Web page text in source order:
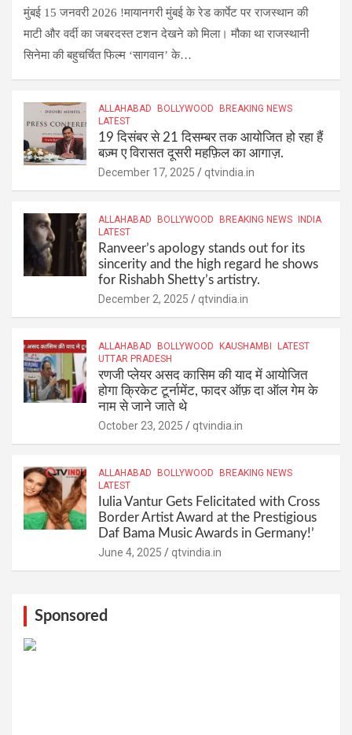
मुंबई 15 जनवरी 2026 !मायानगरी मुंबई के रेड कार्पेट पर राजस्थान की
माटी और वर्दी का जबरदस्त टशन देखने को मिला। मौका था राजस्थानी
सिनेमा की बहुचर्चित फिल्म ‘सागवान’ के…
ALLAHABAD BOLLYWOOD
BREAKING NEWS
LATEST
19 दिसंबर से 21 दिसम्बर तक आयोजित हो रहा हैं
बज़्म ए विरासत दूसरी महफ़िल का आगाज़.
December 17, 2025 qtvindia.in
ALLAHABAD BOLLYWOOD BREAKING NEWS
INDIA
LATEST
Ranveer’s apology stands out for its
sincerity and the high regard he shows
for Rishabh Shetty’s artistry.
December 2, 2025 qtvindia.in
ALLAHABAD BOLLYWOOD KAUSHAMBI
LATEST
UTTAR PRADESH
रणजी प्लेयर असद कासिम की याद में आयोजित
होगा क्रिकेट टूर्नामेंट, फादर ऑफ़ दा ऑल गेम के
नाम से जाने जाते थे
October 23, 2025 qtvindia.in
ALLAHABAD BOLLYWOOD
BREAKING NEWS
LATEST
Iulia Vantur Gets Felicitated with Cross
Border Artist Award at the Prestigious
Daf Bama Music Awards in Germany!’
June 4, 2025 qtvindia.in
Sponsored